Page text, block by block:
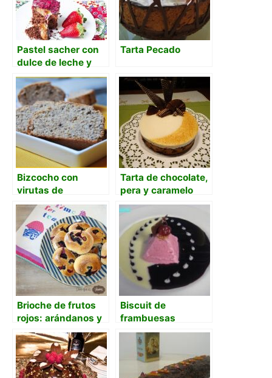
Pastel sacher con
dulce de leche y
frambuesas ¡una
gordura!
Tarta Pecado
Bizcocho con
virutas de
chocolate y polvo
de naranja
Tarta de chocolate,
pera y caramelo
Brioche de frutos
rojos: arándanos y
frambuesas
Biscuit de
frambuesas